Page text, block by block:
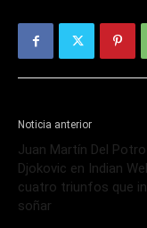
Noticia anterior
Juan Martín Del
Djokovic en Indian
cuatro triunfos que
soñar